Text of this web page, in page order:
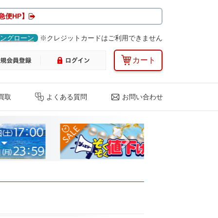
HP】
グローン ※クレジットカードはご利用できません
カート
取 よくある質問 お問い合わせ
Next